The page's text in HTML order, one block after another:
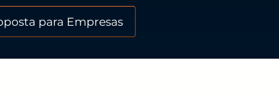
para Empresas